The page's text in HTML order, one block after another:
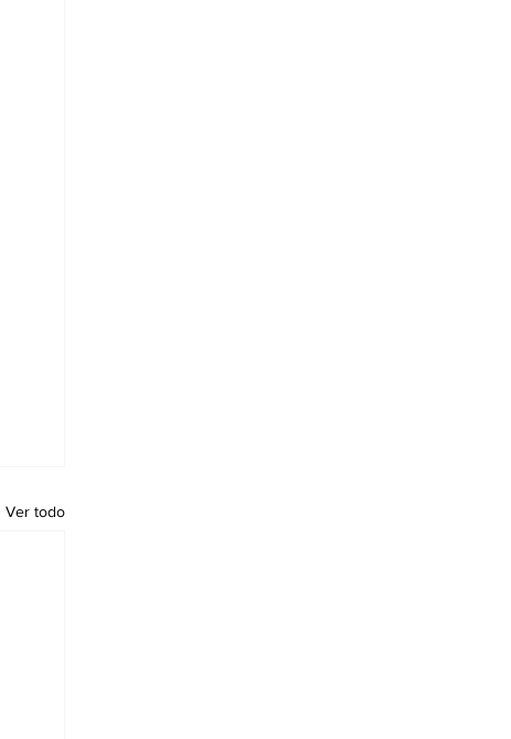
Ver todo